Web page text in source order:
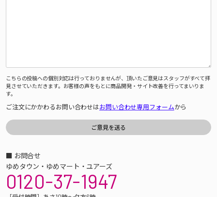
こちらの投稿への個別対応は行っておりませんが、頂いたご意見はスタッフがすべて拝
見させていただきます。お客様の声をもとに商品開発・サイト改善を行ってまいりま
す。
ご注文にかかわるお問い合わせはお問い合わせ専用フォームから
■ お問合せ
ゆめタウン・ゆめマート・ユアーズ
0120-37-1947